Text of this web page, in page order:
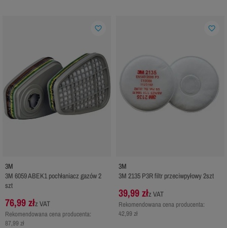
3M
3M 6059 ABEK1 pochłaniacz gazów 2
szt
76,99 złz VAT
Rekomendowana cena producenta:
87,99 zł
favorite_border
3M
3M 2135 P3R filtr przeciwpyłowy 2szt
39,99 złz VAT
Rekomendowana cena producenta:
42,99 zł
favorite_border